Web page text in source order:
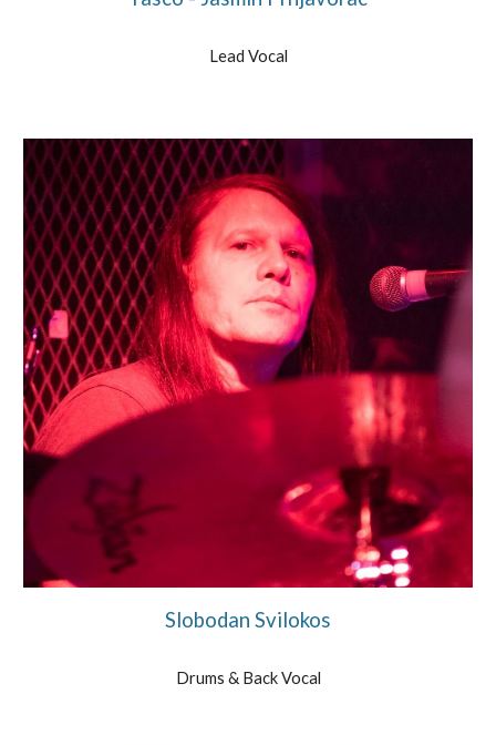
Lead Vocal
Slobodan Svilokos
Drums & Back Vocal